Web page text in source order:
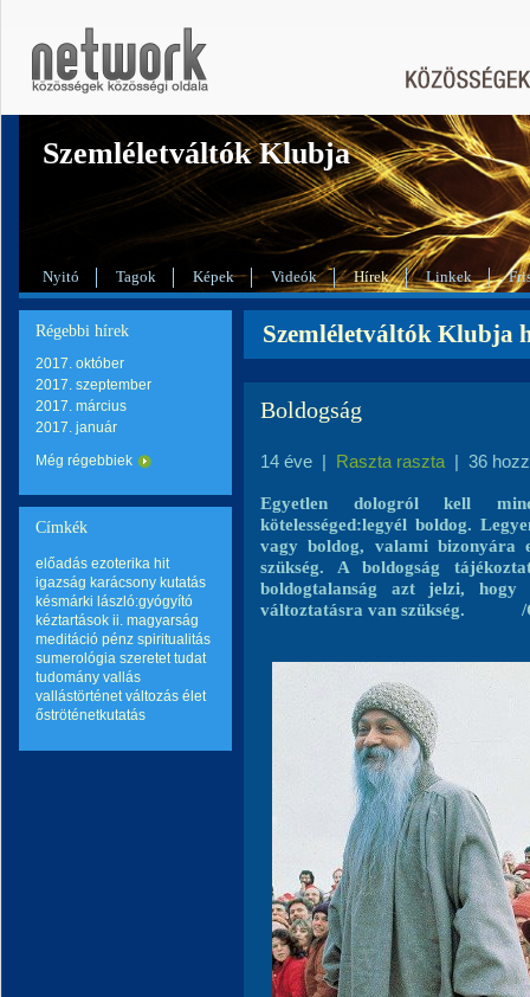
Szemléletváltók Klubja
Nyitó Tagok Képek Videók Hírek Linkek
Régebbi hírek
2017. október
2017. szeptember
2017. március
2017. január
Még régebbiek
Címkék
előadás ezoterika hit
igazság karácsony kutatás
késmárki lászló:gyógyító
kéztartások ii. magyarság
meditáció pénz spiritualitás
sumerológia szeretet tudat
tudomány vallás
vallástörténet változás élet
őströténetkutatás
Szemléletváltók Klubja
Boldogság
14 éve | Raszta raszta | 36
Egyetlen dologról kell
kötelességed:legyél boldog.
vagy boldog, valami bizonyára
szükség. A boldogság
boldogtalanság azt jelzi,
változtatásra van szükség. /